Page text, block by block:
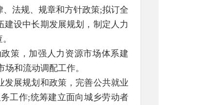
法规、规章和方针政策;拟订全
设中长期发展规划，制定人力
策，加强人力资源市场体系建
和流动调配工作。
展规划和政策，完善公共就业
工作;统筹建立面向城乡劳动者